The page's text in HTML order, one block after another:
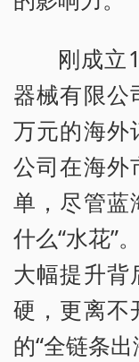
刚成立
器械有限公
万元的海外
公司在海外
单，尽管蓝
什么“水花”
大幅提升背
硬，更离不
的“全链条出